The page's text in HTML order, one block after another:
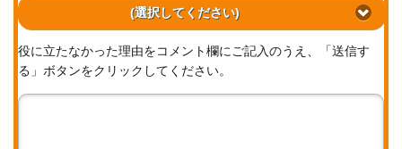
(選択してください)
役に立たなかった理由をコメント欄にご記入のうえ、「送信す
る」ボタンをクリックしてください。